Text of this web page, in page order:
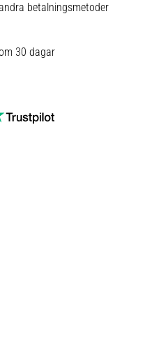
betalningsmetoder
30 dagar